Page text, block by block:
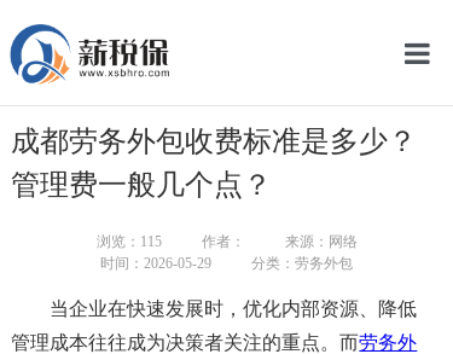
网
成都劳务外包收费标准是多少？
管理费一般几个点？
浏览： 115 作者：
来源：网络
时间：2026-05-29
分类：劳务外包
当企业在快速发展时，优化内部资源、降低
管理成本往往成为决策者关注的重点。而劳务外